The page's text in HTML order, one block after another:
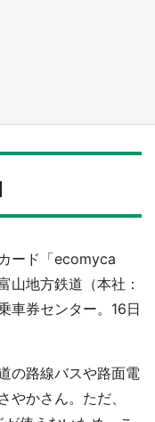
ード「ecomyca
山地方鉄道（本社：
車券センター。16日
の路線バスや路面電
やかさん。ただ、